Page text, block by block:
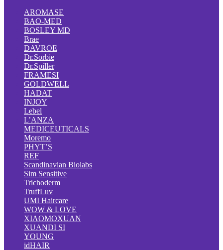
AROMASE
BAO-MED
BOSLEY MD
Brae
DAVROE
Dr.Sorbie
Dr.Spiller
FRAMESI
GOLDWELL
HADAT
INJOY
Lebel
L’ANZA
MEDICEUTICALS
Moremo
PHYT’S
REF
Scandinavian Biolabs
Sim Sensitive
Trichoderm
TruffLuv
UMI Haircare
WOW & LOVE
XIAOMOXUAN
XUANDI SI
YOUNG
idHAIR